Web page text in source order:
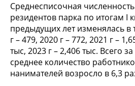
Среднесписочная
резидентов парка по итогам I
предыдущих лет изменялась в
г – 479, 2020 г – 772, 2021 г –
тыс, 2023 г – 2,406 тыс. Всего
среднее количество
нанимателей возросло в 6,3